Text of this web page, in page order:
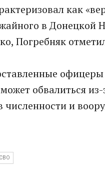
как
в Донецкой
Погребняк
обвалиться
численности и
СВО